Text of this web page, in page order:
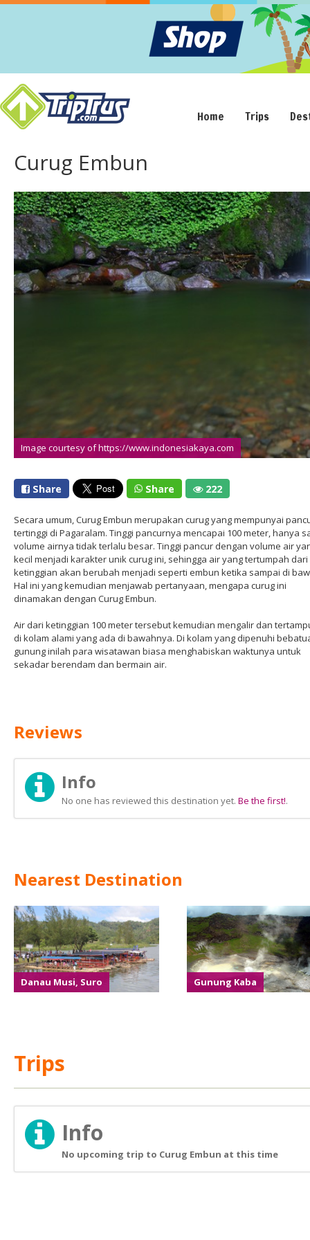
Home Trips
Curug Embun
Image courtesy of https://www.indonesiakaya.com
Share Share 222
Secara umum, Curug Embun merupakan curug yang mempunyai
tertinggi di Pagaralam. Tinggi pancurnya mencapai 100 meter, hanya
volume airnya tidak terlalu besar. Tinggi pancur dengan volume air
kecil menjadi karakter unik curug ini, sehingga air yang tertumpah dari
ketinggian akan berubah menjadi seperti embun ketika sampai di
Hal ini yang kemudian menjawab pertanyaan, mengapa curug ini
dinamakan dengan Curug Embun.
Air dari ketinggian 100 meter tersebut kemudian mengalir dan
di kolam alami yang ada di bawahnya. Di kolam yang dipenuhi
gunung inilah para wisatawan biasa menghabiskan waktunya untuk
sekadar berendam dan bermain air.
Reviews
Info
No one has reviewed this destination yet. Be the first!.
Nearest Destination
Danau Musi, Suro Gunung Kaba
Trips
Info
No upcoming trip to Curug Embun at this time